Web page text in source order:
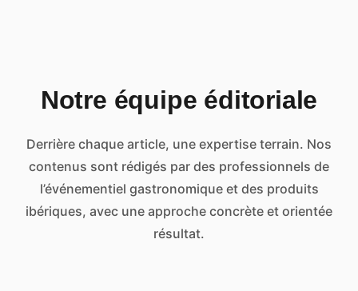
Notre équipe éditoriale
Derrière chaque article, une expertise terrain. Nos
contenus sont rédigés par des professionnels de
l’événementiel gastronomique et des produits
ibériques, avec une approche concrète et orientée
résultat.